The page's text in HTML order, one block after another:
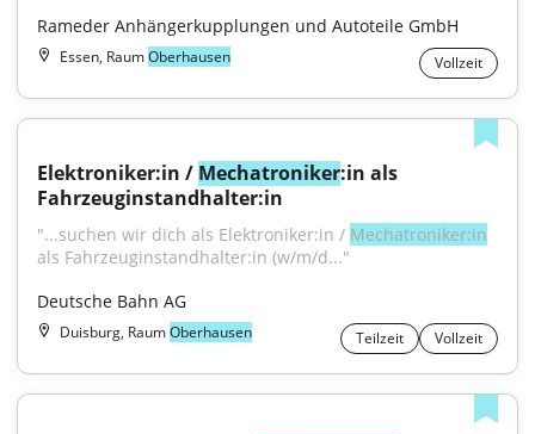
Rameder Anhängerkupplungen und Autoteile GmbH
Essen, RaumOberhausen Vollzeit
Elektroniker:in / Mechatroniker:in als
Fahrzeuginstandhalter:in
"...suchen wir dich als Elektroniker:in / Mechatroniker:in
als Fahrzeuginstandhalter:in (w/m/d..."
Deutsche Bahn AG
Duisburg, RaumOberhausen Teilzeit Vollzeit